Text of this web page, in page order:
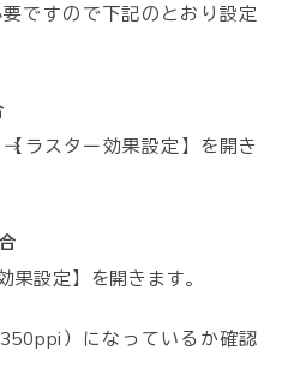
ですので下記のとおり設定
【ラスター効果設定】を開き
果設定】を開きます。
）になっているか確認